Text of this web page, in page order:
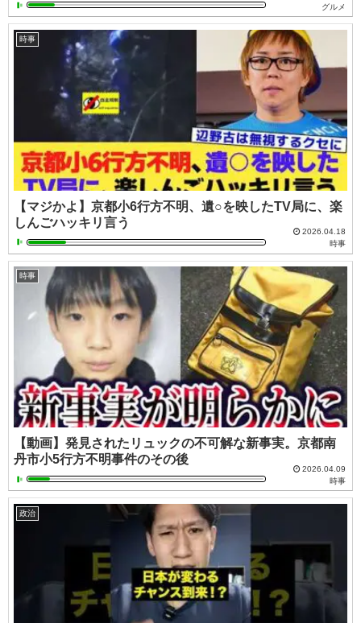
グルメ
時事
【マジかよ】京都小6行方不明、遺○を映したTV局に、楽
しんごハッキリ言う
2026.04.18
時事
時事
【動画】発見されたリュックの不可解な新事実。京都南
丹市小5行方不明事件のその後
2026.04.09
時事
政治